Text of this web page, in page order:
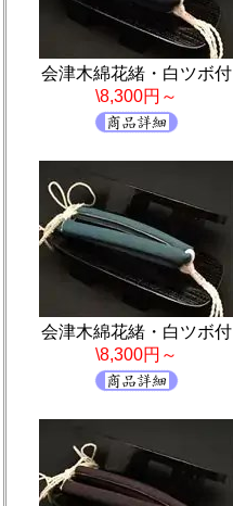
会津木綿花緒・白ツボ付
\8,300円～
会津木綿花緒・白ツボ付
\8,300円～